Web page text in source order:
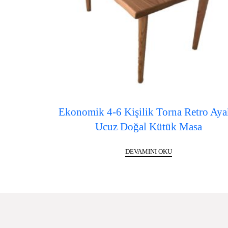
Ekonomik 4-6 Kişilik Torna Retro
Ucuz Doğal Kütük Masa
DEVAMINI OKU